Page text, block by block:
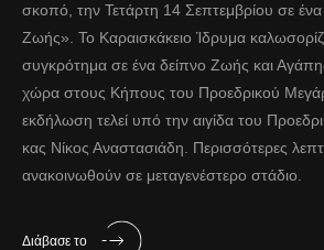
σκοπό, την Τετάρτη 14 Σεπτεμβρίου σε
Ζωής». Το Καραισκάκειο Ίδρυμα
συγκρότημα σε ένα δείπνο Ζωής και
χώρα στους Κήπους του Προεδρικού
εκδήλωση τελεί υπό την αιγίδα του
κας Νίκος Αναστασιάδη. Περισσότερες
ανακοινωθούν σε μεταγενέστερο στάδιο.
Διάβασε το